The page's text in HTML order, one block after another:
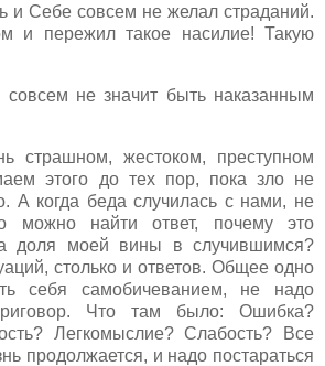
и Себе совсем не желал страданий.
и пережил такое насилие! Такую
совсем не значит быть наказанным
страшном, жестоком, преступном
этого до тех пор, пока зло не
А когда беда случилась с нами, не
можно найти ответ, почему это
доля моей вины в случившимся?
столько и ответов. Общее одно
себя самобичеванием, не надо
Что там было: Ошибка?
Легкомыслие? Слабость? Все
продолжается, и надо постараться